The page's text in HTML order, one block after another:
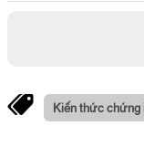
Kiến thức chứng